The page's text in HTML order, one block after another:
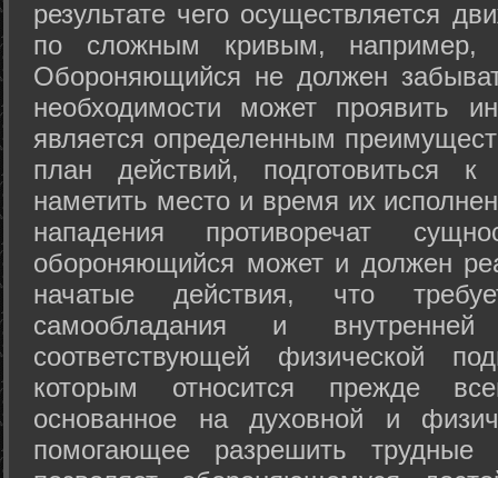
результате чего осуществляется
по сложным кривым, например,
Обороняющийся не должен
необходимости может проявить
является определенным
план действий, подготовиться
наметить место и время их
нападения противоречат
обороняющийся может и должен
начатые действия, что
самообладания и
соответствующей физической
которым относится прежде
основанное на духовной и
помогающее разрешить